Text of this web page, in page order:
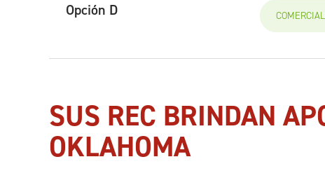
Opción D
SUS REC BRINDAN
OKLAHOMA